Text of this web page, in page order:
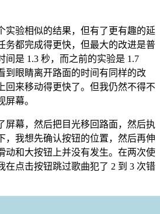
实验相似的结果，但有了更有趣的延
务都完成得更快，但最大的改进是普
间是 1.3 秒，而之前的实验是 1.7
到眼睛离开路面的时间有同样的改
回来移动得更快了。但我仍然不得不
幕。
屏幕，然后把目光移回路面，然后执
，我想先确认按钮的位置，然后再伸
动和大按钮上并没有发生。在两次使
在点击按钮跳过歌曲犯了 2 到 3 次错